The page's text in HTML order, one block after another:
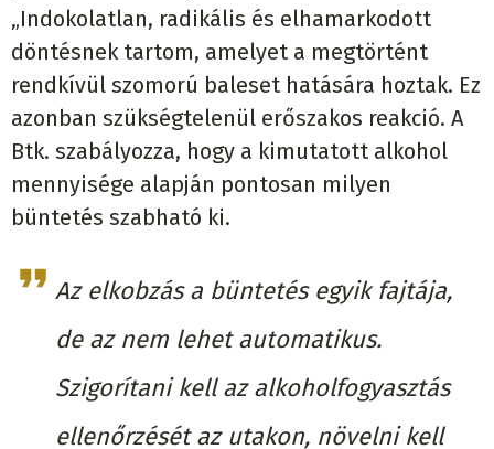
„Indokolatlan, radikális és elhamarkodott
döntésnek tartom, amelyet a megtörtént
rendkívül szomorú baleset hatására hoztak. Ez
azonban szükségtelenül erőszakos reakció. A
Btk. szabályozza, hogy a kimutatott alkohol
mennyisége alapján pontosan milyen
büntetés szabható ki.
Az elkobzás a büntetés egyik fajtája,
de az nem lehet automatikus.
Szigorítani kell az alkoholfogyasztás
ellenőrzését az utakon, növelni kell